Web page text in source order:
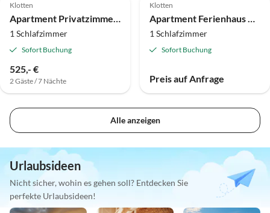
Klotten
Apartment Privatzimmer Balthasar
1 Schlafzimmer
Sofort Buchung
525,- €
2 Gäste / 7 Nächte
Klotten
Apartment Ferienhaus Heimes
1 Schlafzimmer
Sofort Buchung
Preis auf Anfrage
Alle anzeigen
Urlaubsideen
Nicht sicher, wohin es gehen soll? Entdecken Sie
perfekte Urlaubsideen!